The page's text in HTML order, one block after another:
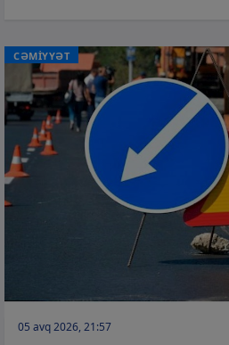
CƏMİYYƏT
05 avq 2026, 21:57